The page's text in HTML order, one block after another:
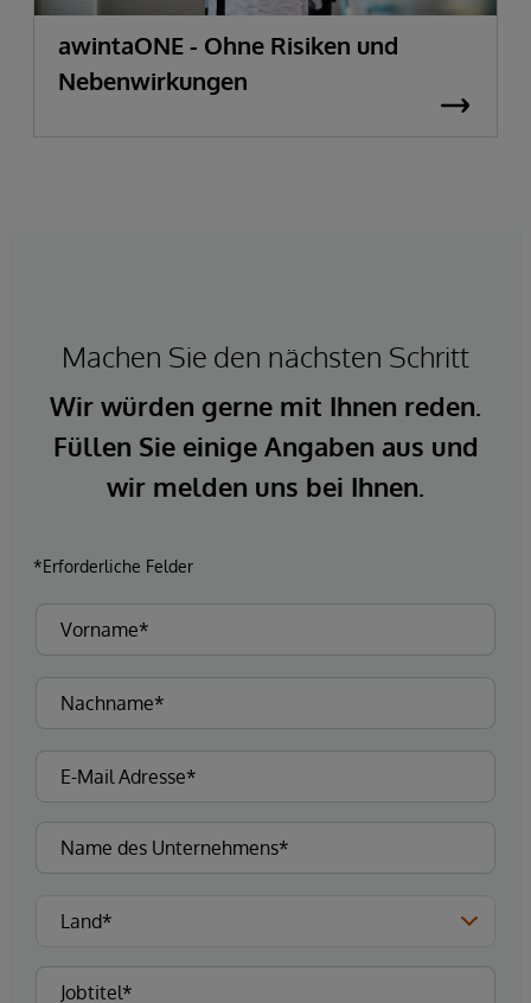
awintaONE - Ohne Risiken und
Nebenwirkungen
Machen Sie den nächsten Schritt
Wir würden gerne mit Ihnen reden.
Füllen Sie einige Angaben aus und
wir melden uns bei Ihnen.
*Erforderliche Felder